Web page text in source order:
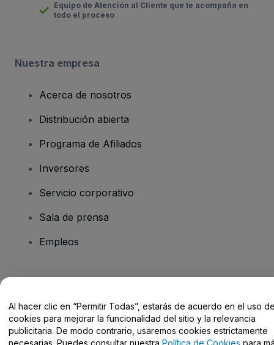
Equipo de Atención al Cliente que te acompaña en
todo el proceso
Nuestra empresa
Acerca de nosotros
Distribución abierta
Programa de Afiliados
Inversores
Servicio corporativo
Sala de prensa
Empleos
Centro de Ayuda / Contacto
Al hacer clic en “Permitir Todas”, estarás de acuerdo en el uso
cookies para mejorar la funcionalidad del sitio y la relevancia
publicitaria. De modo contrario, usaremos cookies estrictamente
necesarias. Puedes consultar nuestra Política de Cookies para